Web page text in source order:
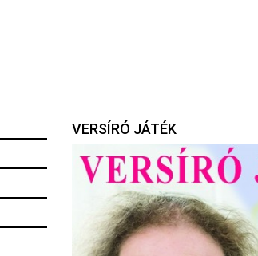
VERSÍRÓ JÁTÉK